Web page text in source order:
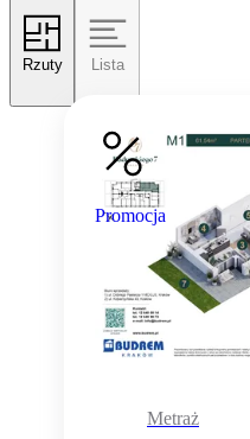
Rzuty Lista
Promocja
Metraż